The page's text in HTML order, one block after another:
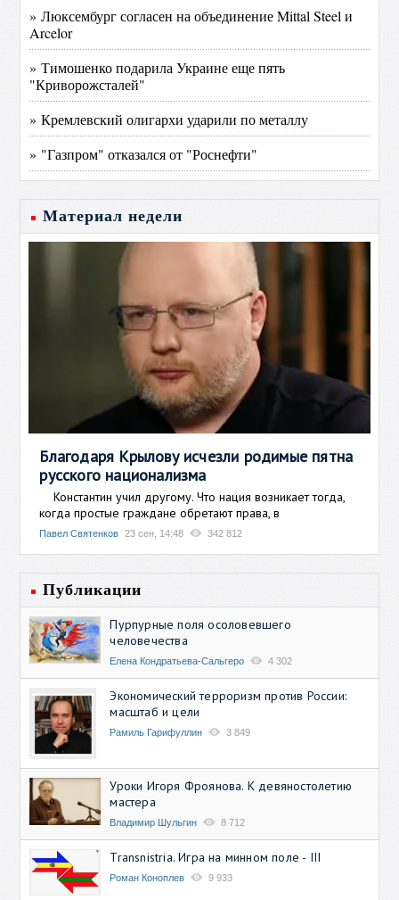
» Люксембург согласен на объединение Mittal Steel и
Arcelor
» Тимошенко подарила Украине еще пять
"Криворожсталей"
» Кремлевский олигархи ударили по металлу
» "Газпром" отказался от "Роснефти"
Материал недели
Благодаря Крылову исчезли родимые пятна
русского национализма
Константин учил другому. Что нация возникает тогда,
когда простые граждане обретают права, в
Павел Святенков 23 сен, 14:48 342 812
Публикации
Пурпурные поля осоловевшего
человечества
Елена Кондратьева-Сальгеро 4 302
Экономический терроризм против России:
масштаб и цели
Рамиль Гарифуллин 3 849
Уроки Игоря Фроянова. К девяностолетию
мастера
Владимир Шульгин 8 712
Transnistria. Игра на минном поле - III
Роман Коноплев 9 933